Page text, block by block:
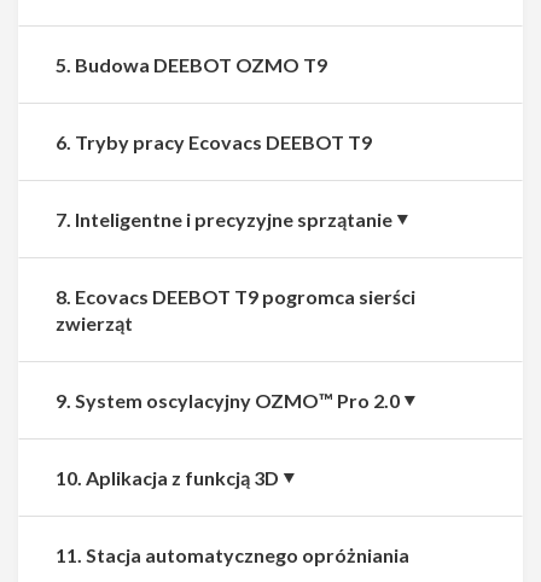
5. Budowa DEEBOT OZMO T9
6. Tryby pracy Ecovacs DEEBOT T9
7. Inteligentne i precyzyjne sprzątanie
8. Ecovacs DEEBOT T9 pogromca sierści
zwierząt
9. System oscylacyjny OZMO™ Pro 2.0
10. Aplikacja z funkcją 3D
11. Stacja automatycznego opróżniania